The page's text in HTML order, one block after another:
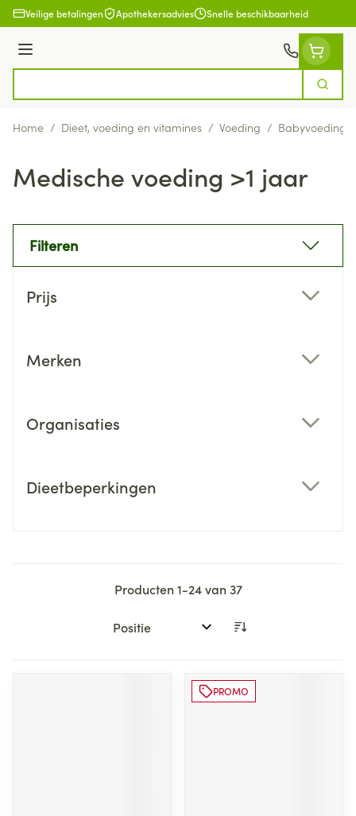
Ga naar de inhoud
Veilige betalingen Apothekersadvies Snelle beschikbaarheid
Menu
Zoek
Home / Dieet, voeding en vitamines / Voeding / Babyvoeding
Medische voeding >1 jaar
Filteren
Prijs
Merken
Organisaties
Dieetbeperkingen
Producten1-24van37
Sorteer op:
PROMO